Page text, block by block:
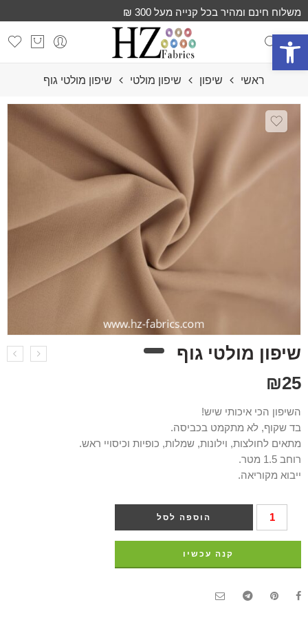
פתח סרגל נגישות
משלוח חינם ומהיר בכל קנייה מעל 300 ₪
ראשי שיפון שיפון מולטי שיפון מולטי גוף
שיפון מולטי גוף
₪25
השיפון הכי איכותי שיש!
בד שקוף, לא מתקמט בכביסה.
מתאים לחולצות, וילונות, שמלות, כופיות וכיסויי ראש.
רוחב 1.5 מטר.
ייבוא מקוריאה.
הוספה לסל
קנה עכשיו